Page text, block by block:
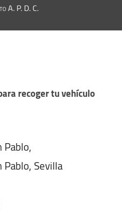
A. P. D. C.
recoger tu vehículo
Sevilla